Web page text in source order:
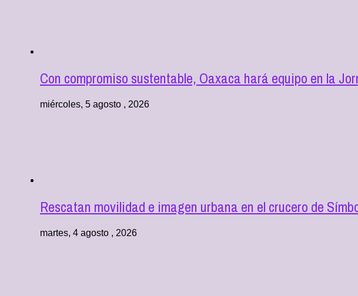
Con compromiso sustentable, Oaxaca hará equipo en la
miércoles, 5 agosto , 2026
Rescatan movilidad e imagen urbana en el crucero de
martes, 4 agosto , 2026